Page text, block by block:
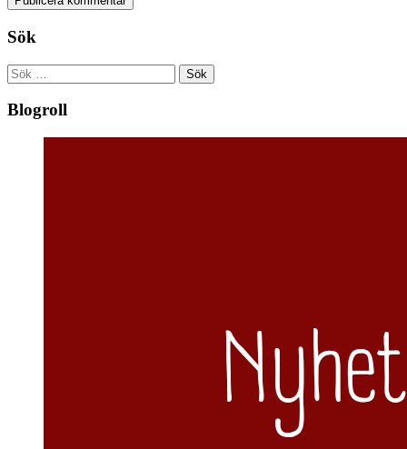
Sök
Sök
efter:
Blogroll